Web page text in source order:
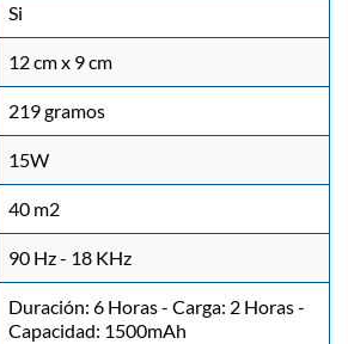
Si
12 cm x 9 cm
219 gramos
15W
40 m2
90 Hz - 18 KHz
Duración: 6 Horas - Carga: 2 Horas -
Capacidad: 1500mAh